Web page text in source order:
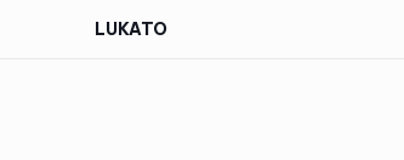
LUKATO